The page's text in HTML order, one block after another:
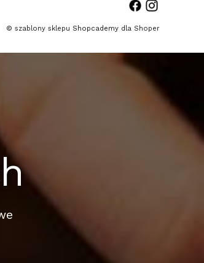
© szablony sklepu Shopcademy dla Shoper